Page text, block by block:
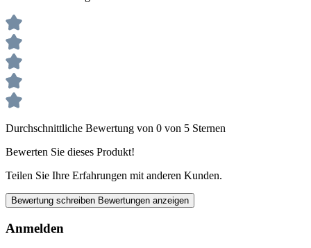
Durchschnittliche Bewertung von 0 von 5 Sternen
Bewerten Sie dieses Produkt!
Teilen Sie Ihre Erfahrungen mit anderen Kunden.
Bewertung schreiben Bewertungen anzeigen
Anmelden